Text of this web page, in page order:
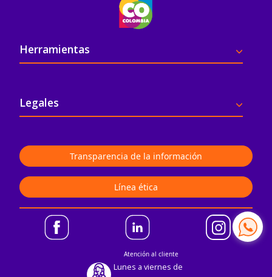
Atención al cliente
Lunes a viernes de
Pie de página
Herramientas
Legales
Transparencia de la información
Línea ética